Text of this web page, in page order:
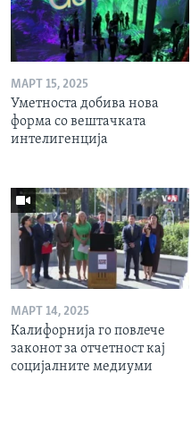
МАРТ 15, 2025
Уметноста добива нова
форма со вештачката
интелигенција
МАРТ 14, 2025
Калифорнија го повлече
законот за отчетност кај
социјалните медиуми